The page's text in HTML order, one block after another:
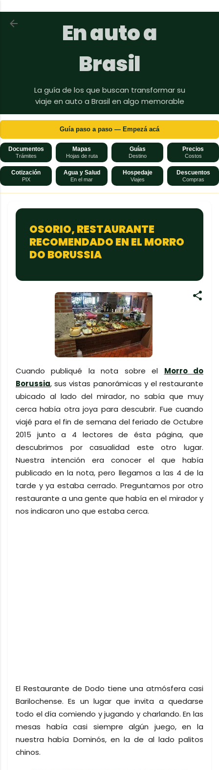
Ir al contenido principal
En auto a
Brasil
La guía de los que buscan transformar su
viaje en auto a Brasil en algo memorable
Guía paso a paso — Empezá acá
Documentos
Trámites
Mapas
Hojas de ruta
Guías
Destino
Precios
Costos
Cotización
PIX
Agua y Salud
En el mar
Hospedaje
Viajes
Descuentos
Compras
OSORIO, RESTAURANTE
RECOMENDADO EN EL MORRO
DO BORUSSIA
Cuando publiqué la nota sobre el Morro do
Borussia, sus vistas panorámicas y el restaurante
ubicado al lado del mirador, no sabía que muy
cerca había otra joya para descubrir. Fue cuando
viajé para el fin de semana del feriado de Octubre
2015 junto a 4 lectores de ésta página, que
descubrimos por casualidad este otro lugar.
Nuestra intención era conocer el que había
publicado en la nota, pero llegamos a las 4 de la
tarde y ya estaba cerrado. Preguntamos por otro
restaurante a una gente que había en el mirador y
nos indicaron uno que estaba cerca.
El Restaurante de Dodo tiene una atmósfera casi
Barilochense. Es un lugar que invita a quedarse
todo el día comiendo y jugando y charlando. En las
mesas había casi siempre algún juego, en la
nuestra había Dominós, en la de al lado palitos
chinos.